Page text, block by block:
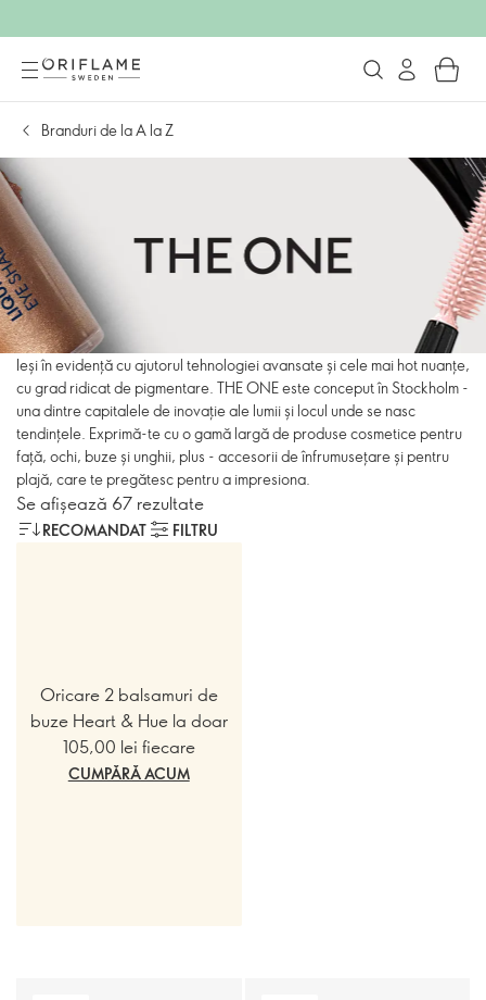
Branduri de la A la Z
Ieși în evidență cu ajutorul tehnologiei avansate și cele mai hot nuanțe,
cu grad ridicat de pigmentare. THE ONE este conceput în Stockholm -
una dintre capitalele de inovație ale lumii și locul unde se nasc
tendințele. Exprimă-te cu o gamă largă de produse cosmetice pentru
față, ochi, buze și unghii, plus - accesorii de înfrumusețare și pentru
plajă, care te pregătesc pentru a impresiona.
Se afișează 67 rezultate
RECOMANDAT FILTRU
Oricare 2 balsamuri de
buze Heart & Hue la doar
105,00 lei fiecare
CUMPĂRĂ ACUM